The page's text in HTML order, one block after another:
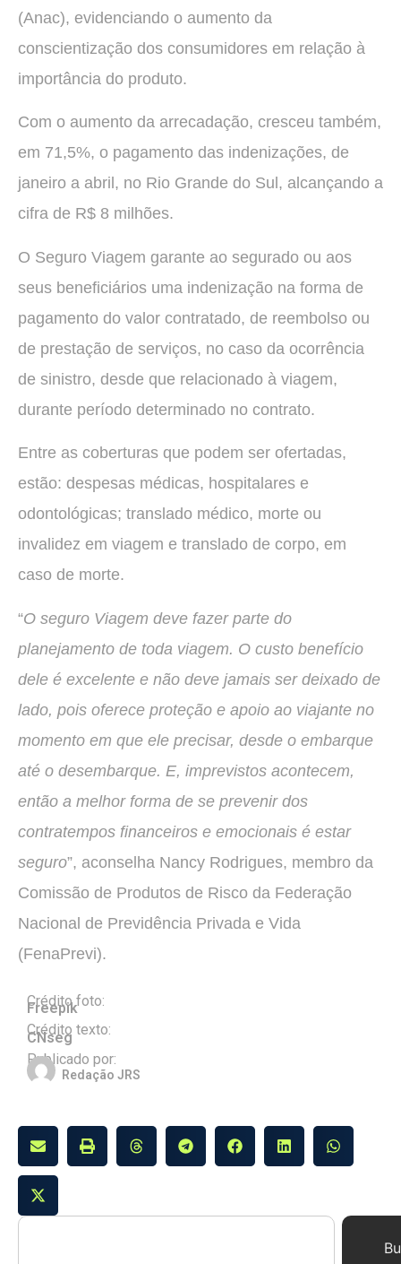
(Anac), evidenciando o aumento da
conscientização dos consumidores em relação à
importância do produto.
Com o aumento da arrecadação, cresceu também,
em 71,5%, o pagamento das indenizações, de
janeiro a abril, no Rio Grande do Sul, alcançando a
cifra de R$ 8 milhões.
O Seguro Viagem garante ao segurado ou aos
seus beneficiários uma indenização na forma de
pagamento do valor contratado, de reembolso ou
de prestação de serviços, no caso da ocorrência
de sinistro, desde que relacionado à viagem,
durante período determinado no contrato.
Entre as coberturas que podem ser ofertadas,
estão: despesas médicas, hospitalares e
odontológicas; translado médico, morte ou
invalidez em viagem e translado de corpo, em
caso de morte.
“O seguro Viagem deve fazer parte do
planejamento de toda viagem. O custo benefício
dele é excelente e não deve jamais ser deixado de
lado, pois oferece proteção e apoio ao viajante no
momento em que ele precisar, desde o embarque
até o desembarque. E, imprevistos acontecem,
então a melhor forma de se prevenir dos
contratempos financeiros e emocionais é estar
seguro”, aconselha Nancy Rodrigues, membro da
Comissão de Produtos de Risco da Federação
Nacional de Previdência Privada e Vida
(FenaPrevi).
Crédito foto:
Freepik
Crédito texto:
CNseg
Publicado por:
Redação JRS